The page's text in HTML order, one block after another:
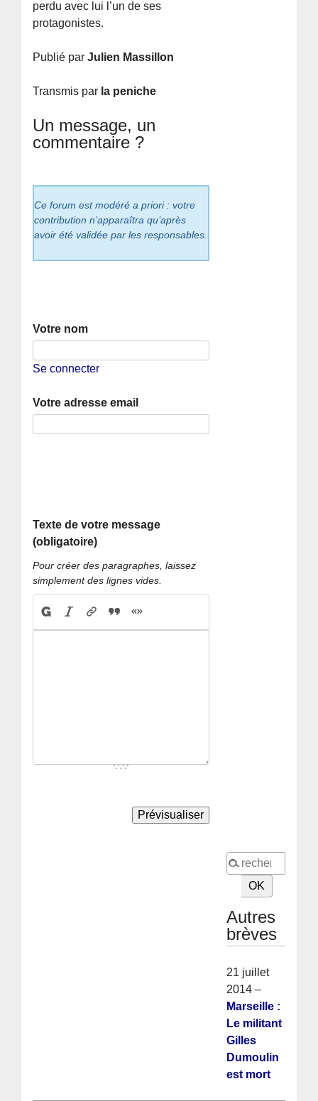
perdu avec lui l’un de ses
protagonistes.
Publié parJulien Massillon
Transmis par la peniche
Un message, un
commentaire ?
Ce forum est modéré a priori : votre
contribution n’apparaîtra qu’après
avoir été validée par les responsables.
Votre nom
Se connecter
Votre adresse email
Texte de votre message
(obligatoire)
Pour créer des paragraphes, laissez
simplement des lignes vides.
Autres
brèves
21 juillet
2014 –
Marseille :
Le militant
Gilles
Dumoulin
est mort